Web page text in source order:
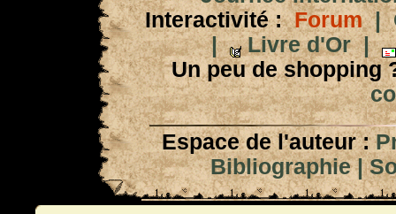
Interactivité : Forum|
|
Livre d'Or|
Un peu de shopping
Espace de l'auteur :
Bibliographie|